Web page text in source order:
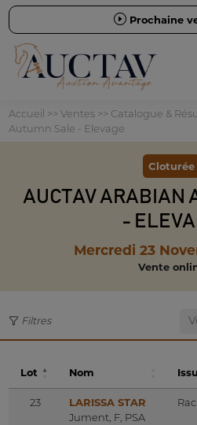
Prochaine
Accueil >> Ventes>> Catalogue &
Autumn Sale - Elevage
Cloturée
AUCTAV ARABIAN
-
Mercredi 23
Vente
Filtres
Lot Nom
23
LARISSA STAR
Jument, F, PSA